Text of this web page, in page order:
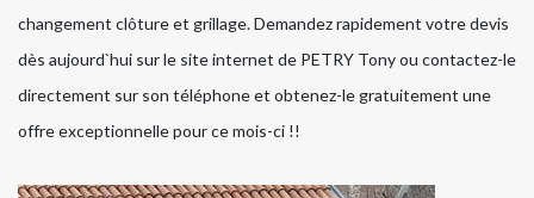
changement clôture et grillage. Demandez rapidement votre devis
dès aujourd`hui sur le site internet de PETRY Tony ou contactez-le
directement sur son téléphone et obtenez-le gratuitement une
offre exceptionnelle pour ce mois-ci !!